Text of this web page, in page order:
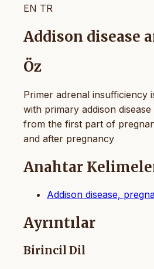
EN TR
Addison disease
Öz
Primer adrenal insufficiency
with primary addison
from the first part of
and after pregnancy
Anahtar
Addison disease,
Ayrıntılar
Birincil Dil